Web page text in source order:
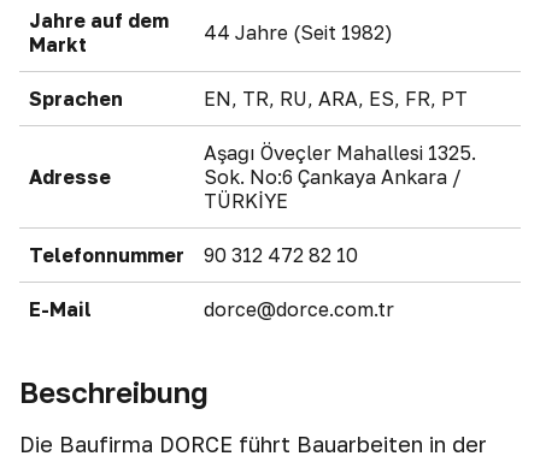
Jahre auf dem
Markt
44 Jahre (Seit 1982)
Sprachen EN, TR, RU, ARA, ES, FR, PT
Adresse
Aşağı Öveçler Mahallesi 1325.
Sok. No:6 Çankaya Ankara /
TÜRKİYE
Telefonnummer 90 312 472 82 10
E-Mail dorce@dorce.com.tr
Beschreibung
Die Baufirma DORCE führt Bauarbeiten in der